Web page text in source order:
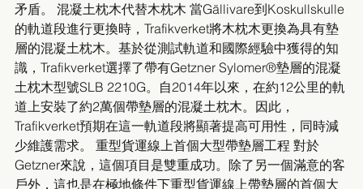
矛盾。 混凝土枕木代替木枕木 當Gällivare到Koskullskulle
的軌道段進行更換時，Trafikverket將木枕木更換為具有墊
層的混凝土枕木。基於從測試軌道和國際經驗中獲得的知
識，Trafikverket選擇了帶有Getzner Sylomer®墊層的混凝
土枕木型號SLB 2210G。自2014年以來，在約12公里的軌
道上安裝了約2萬個帶墊層的混凝土枕木。因此，
Trafikverket預期在這一軌道段將顯著提高可用性，同時減
少維護需求。 重型貨運線上首個大型帶墊層工程 對於
Getzner來說，這個項目是雙重成功。除了另一個滿意的客
戶外，這也是在極地條件下重型貨運線上帶墊層的首個大